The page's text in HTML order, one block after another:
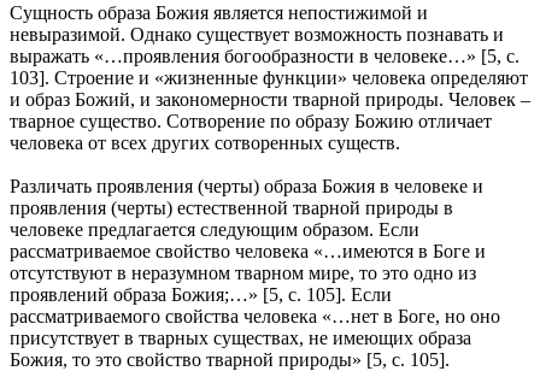
Сущность образа Божия является непостижимой и
невыразимой. Однако существует возможность познавать и
выражать «…проявления богообразности в человеке…» [5, с.
103]. Строение и «жизненные функции» человека определяют
и образ Божий, и закономерности тварной природы. Человек –
тварное существо. Сотворение по образу Божию отличает
человека от всех других сотворенных существ.
Различать проявления (черты) образа Божия в человеке и
проявления (черты) естественной тварной природы в
человеке предлагается следующим образом. Если
рассматриваемое свойство человека «…имеются в Боге и
отсутствуют в неразумном тварном мире, то это одно из
проявлений образа Божия;…» [5, с. 105]. Если
рассматриваемого свойства человека «…нет в Боге, но оно
присутствует в тварных существах, не имеющих образа
Божия, то это свойство тварной природы» [5, с. 105].